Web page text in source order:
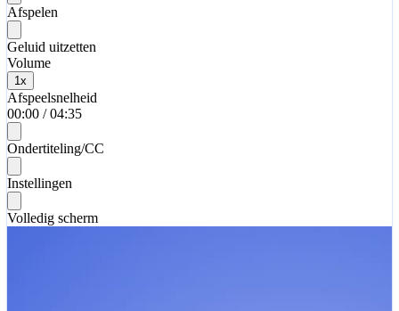
Afspelen
Geluid uitzetten
Volume
1 x
Afspeelsnelheid
00:00 / 04:35
Ondertiteling/CC
Instellingen
Volledig scherm